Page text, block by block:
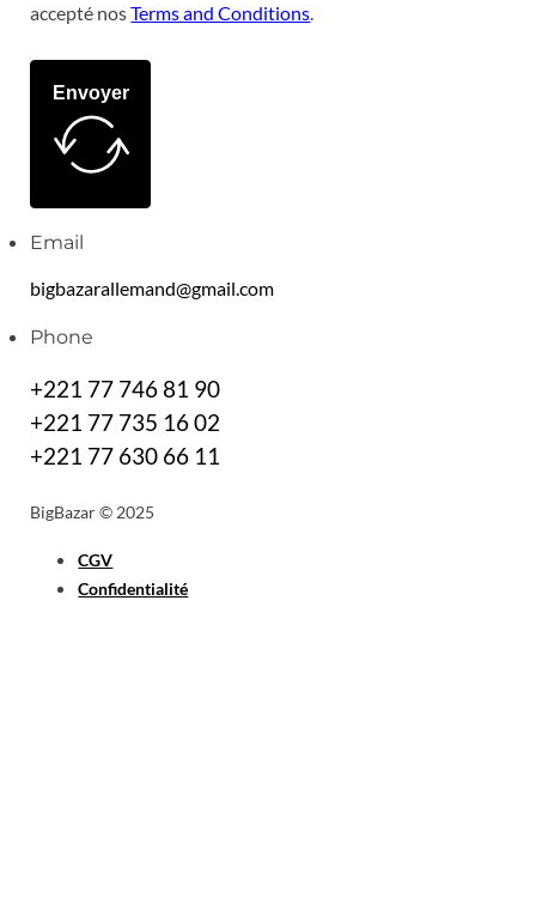
accepté nosTerms and Conditions.
Envoyer
Email
bigbazarallemand@gmail.com
Phone
+221 77 746 81 90
+221 77 735 16 02
+221 77 630 66 11
BigBazar © 2025
CGV
Confidentialité